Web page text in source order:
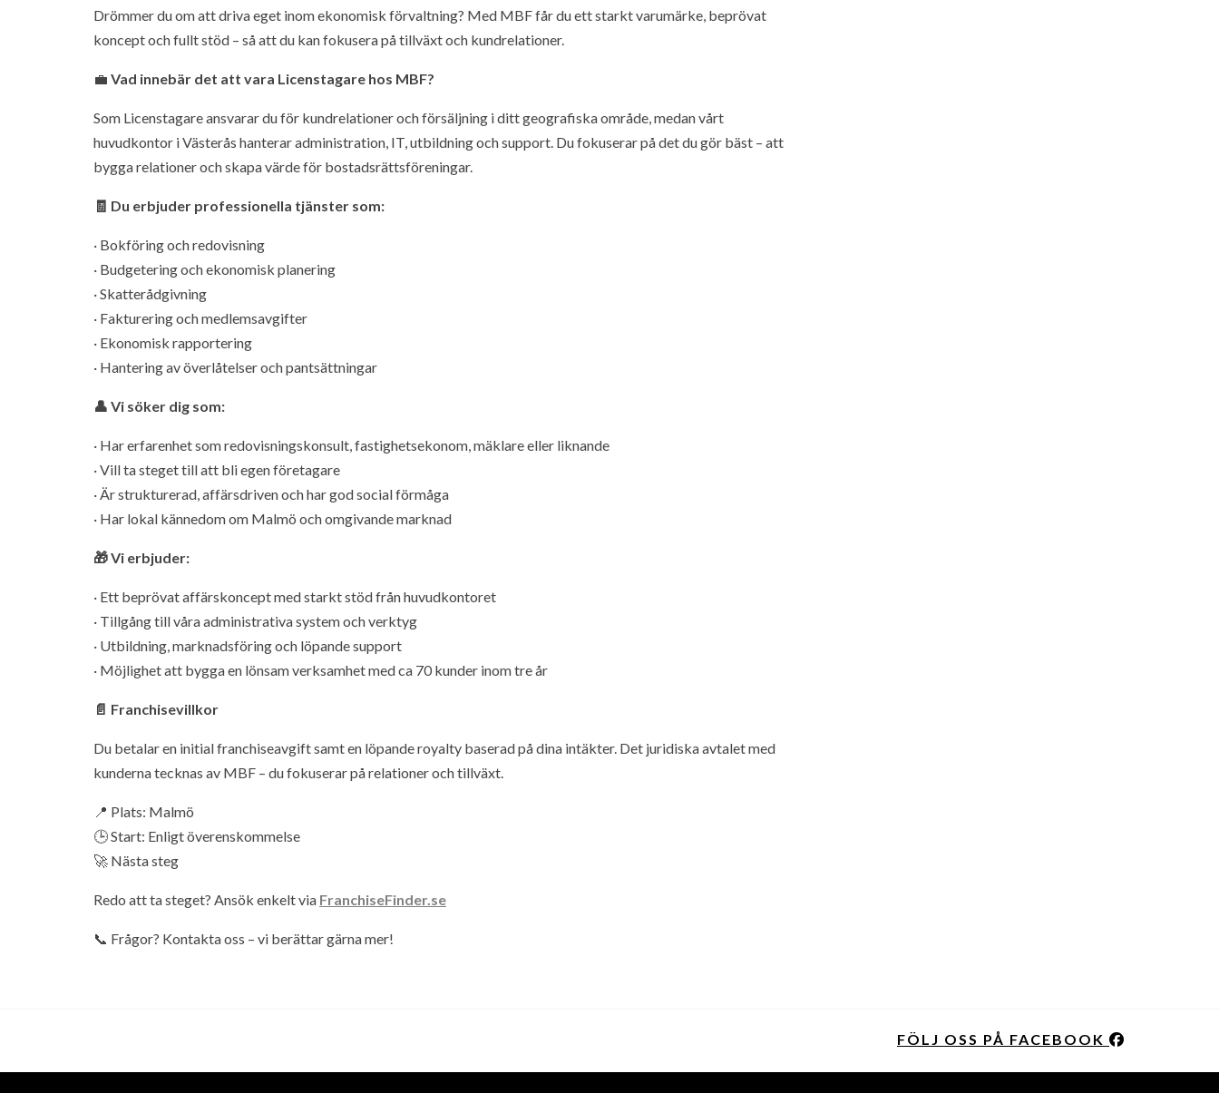
Drömmer du om att driva eget inom ekonomisk förvaltning? Med MBF får du ett starkt varumärke, beprövat
koncept och fullt stöd – så att du kan fokusera på tillväxt och kundrelationer.
💼 Vad innebär det att vara Licenstagare hos MBF?
Som Licenstagare ansvarar du för kundrelationer och försäljning i ditt geografiska område, medan vårt
huvudkontor i Västerås hanterar administration, IT, utbildning och support. Du fokuserar på det du gör bäst – att
bygga relationer och skapa värde för bostadsrättsföreningar.
🧾 Du erbjuder professionella tjänster som:
· Bokföring och redovisning
· Budgetering och ekonomisk planering
· Skatterådgivning
· Fakturering och medlemsavgifter
· Ekonomisk rapportering
· Hantering av överlåtelser och pantsättningar
👤 Vi söker dig som:
· Har erfarenhet som redovisningskonsult, fastighetsekonom, mäklare eller liknande
· Vill ta steget till att bli egen företagare
· Är strukturerad, affärsdriven och har god social förmåga
· Har lokal kännedom om Malmö och omgivande marknad
🎁 Vi erbjuder:
· Ett beprövat affärskoncept med starkt stöd från huvudkontoret
· Tillgång till våra administrativa system och verktyg
· Utbildning, marknadsföring och löpande support
· Möjlighet att bygga en lönsam verksamhet med ca 70 kunder inom tre år
📄 Franchisevillkor
Du betalar en initial franchiseavgift samt en löpande royalty baserad på dina intäkter. Det juridiska avtalet med
kunderna tecknas av MBF – du fokuserar på relationer och tillväxt.
📍 Plats: Malmö
🕒 Start: Enligt överenskommelse
🚀 Nästa steg
Redo att ta steget? Ansök enkelt via FranchiseFinder.se
📞 Frågor? Kontakta oss – vi berättar gärna mer!
FÖLJ OSS PÅ FACEBOOK